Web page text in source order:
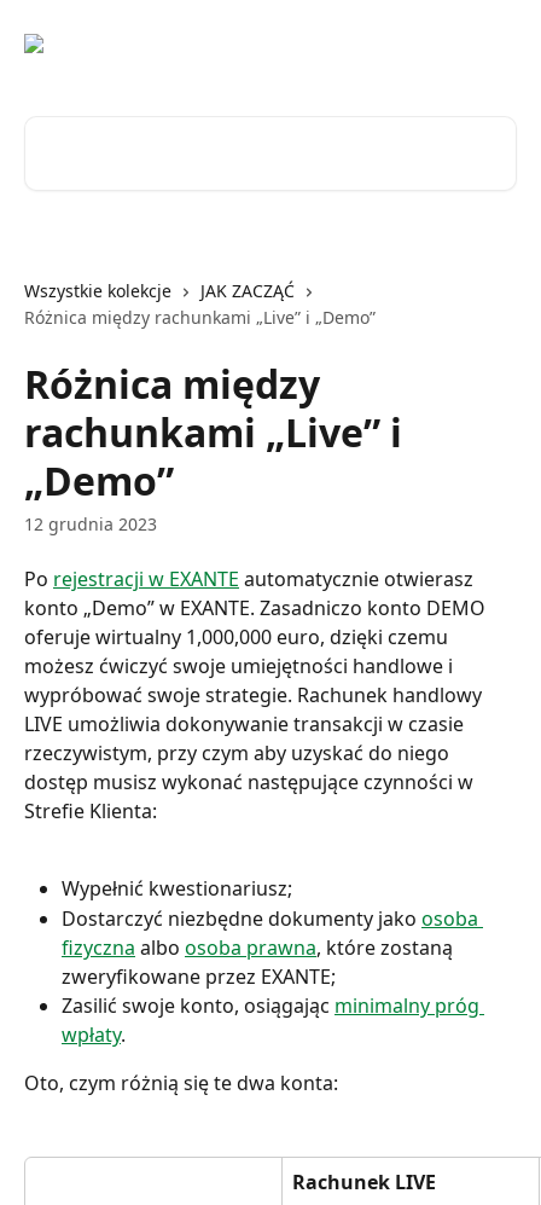
Wszystkie kolekcje
JAK ZACZĄĆ
Różnica między rachunkami „Live” i „Demo”
Różnica między
rachunkami „Live” i
„Demo”
12 grudnia 2023
Po rejestracji w EXANTE automatycznie otwierasz
konto „Demo” w EXANTE. Zasadniczo konto DEMO
oferuje wirtualny 1,000,000 euro, dzięki czemu
możesz ćwiczyć swoje umiejętności handlowe i
wypróbować swoje strategie. Rachunek handlowy
LIVE umożliwia dokonywanie transakcji w czasie
rzeczywistym, przy czym aby uzyskać do niego
dostęp musisz wykonać następujące czynności w
Strefie Klienta:
Wypełnić kwestionariusz;
Dostarczyć niezbędne dokumenty jako osoba
fizyczna albo osoba prawna, które zostaną
zweryfikowane przez EXANTE;
Zasilić swoje konto, osiągając minimalny próg
wpłaty.
Oto, czym różnią się te dwa konta:
Rachunek LIVE